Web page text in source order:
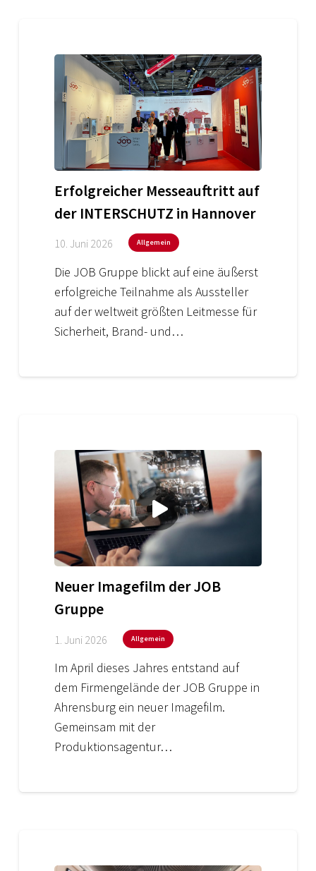
Erfolgreicher Messeauftritt auf
der INTERSCHUTZ in Hannover
10. Juni 2026 Allgemein
Die JOB Gruppe blickt auf eine äußerst
erfolgreiche Teilnahme als Aussteller
auf der weltweit größten Leitmesse für
Sicherheit, Brand- und…
Neuer Imagefilm der JOB
Gruppe
1. Juni 2026 Allgemein
Im April dieses Jahres entstand auf
dem Firmengelände der JOB Gruppe in
Ahrensburg ein neuer Imagefilm.
Gemeinsam mit der
Produktionsagentur…